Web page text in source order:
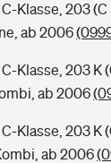
Klasse, 203 (C
ab 2006
Klasse, 203 K
ab 2006
Klasse, 203 K
ab 2006